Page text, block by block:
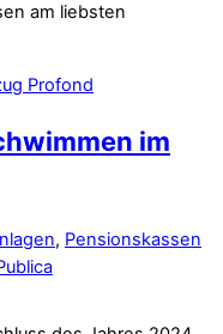
am liebsten
Profond
im
, Pensionskassen